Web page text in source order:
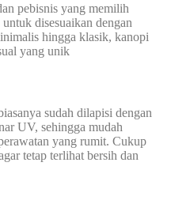
pebisnis yang memilih
disesuaikan dengan
hingga klasik, kanopi
yang unik
sudah dilapisi dengan
UV, sehingga mudah
yang rumit. Cukup
tetap terlihat bersih dan